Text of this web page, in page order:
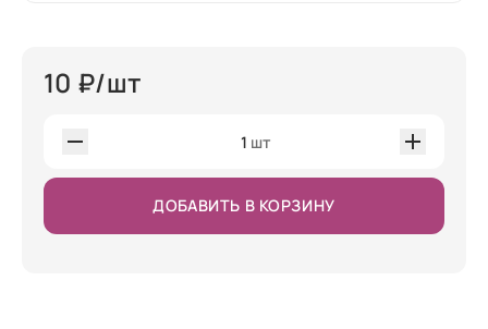
10 ₽/шт
1 шт
ДОБАВИТЬ В КОРЗИНУ